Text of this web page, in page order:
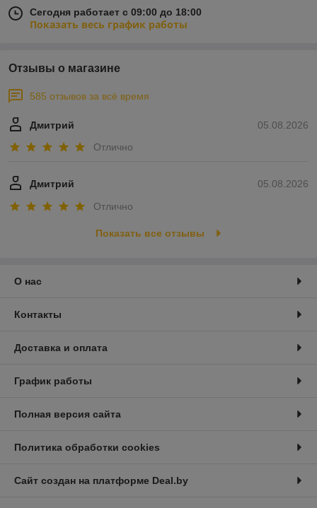
Сегодня работает с 09:00 до 18:00
Показать весь график работы
Отзывы о магазине
585 отзывов за всё время
05.08.2026
Дмитрий
Отлично
05.08.2026
Дмитрий
Отлично
Показать все отзывы
О нас
Контакты
Доставка и оплата
График работы
Полная версия сайта
Политика обработки cookies
Сайт создан на платформе Deal.by